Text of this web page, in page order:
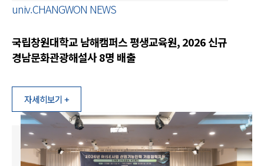
univ.CHANGWON NEWS
국립창원대학교 남해캠퍼스 평생교육원, 2026 신규
경남문화관광해설사 8명 배출
자세히보기 +